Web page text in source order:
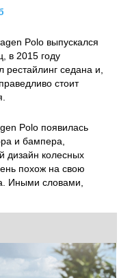
Polo выпускался
в 2015 году
рестайлинг седана и,
стоит
Polo появилась
и бампера,
дизайн колесных
похож на свою
Иными словами,